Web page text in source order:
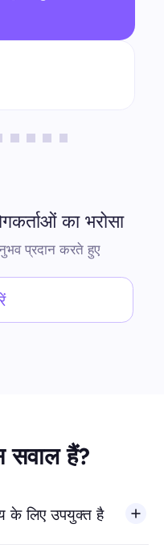
का भरोसा
प्रदान करते हुए
सवाल हैं?
के लिए उपयुक्त है